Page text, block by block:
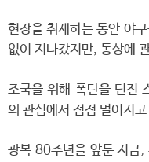
현장을 취재하는 동안 야
없이 지나갔지만, 동상에
조국을 위해 폭탄을 던진
의 관심에서 점점 멀어지
광복 80주년을 앞둔 지금,